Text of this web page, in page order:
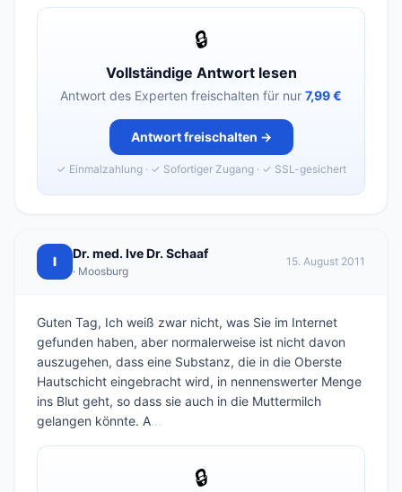
🔒
Vollständige Antwort lesen
Antwort des Experten freischalten für nur 7,99 €
Antwort freischalten →
✓ Einmalzahlung · ✓ Sofortiger Zugang · ✓ SSL-gesichert
I
Dr. med. Ive Dr. Schaaf
· Moosburg
15. August 2011
Guten Tag, Ich weiß zwar nicht, was Sie im Internet
gefunden haben, aber normalerweise ist nicht davon
auszugehen, dass eine Substanz, die in die Oberste
Hautschicht eingebracht wird, in nennenswerter Menge
ins Blut geht, so dass sie auch in die Muttermilch
gelangen könnte. A...
🔒